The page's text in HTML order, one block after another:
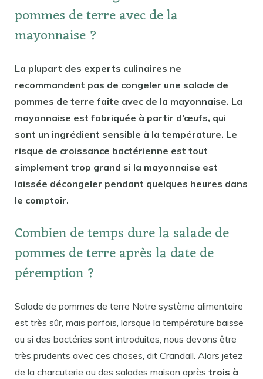
pommes de terre avec de la
mayonnaise ?
La plupart des experts culinaires ne
recommandent pas de congeler une salade de
pommes de terre faite avec de la mayonnaise. La
mayonnaise est fabriquée à partir d’œufs, qui
sont un ingrédient sensible à la température. Le
risque de croissance bactérienne est tout
simplement trop grand si la mayonnaise est
laissée décongeler pendant quelques heures dans
le comptoir.
Combien de temps dure la salade de
pommes de terre après la date de
péremption ?
Salade de pommes de terre Notre système alimentaire
est très sûr, mais parfois, lorsque la température baisse
ou si des bactéries sont introduites, nous devons être
très prudents avec ces choses, dit Crandall. Alors jetez
de la charcuterie ou des salades maison après trois à